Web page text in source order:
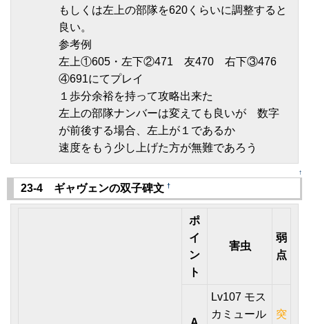
もしくは左上の部隊を620くらいに調整すると
良い。
参考例
左上①605・左下②471 友470 右下③476
④691にてプレイ
１歩分余裕を持って攻略出来た
左上の部隊ナンバーは変えても良いが 数字
が前後する場合、左上が１であるか
速度をもう少し上げた方が無難であろう
↑
23-4 ギャヴェンの双子碑文 †
ポ
イ
ン
ト
害虫
弱
点
Lv107 モス
カミュール
突